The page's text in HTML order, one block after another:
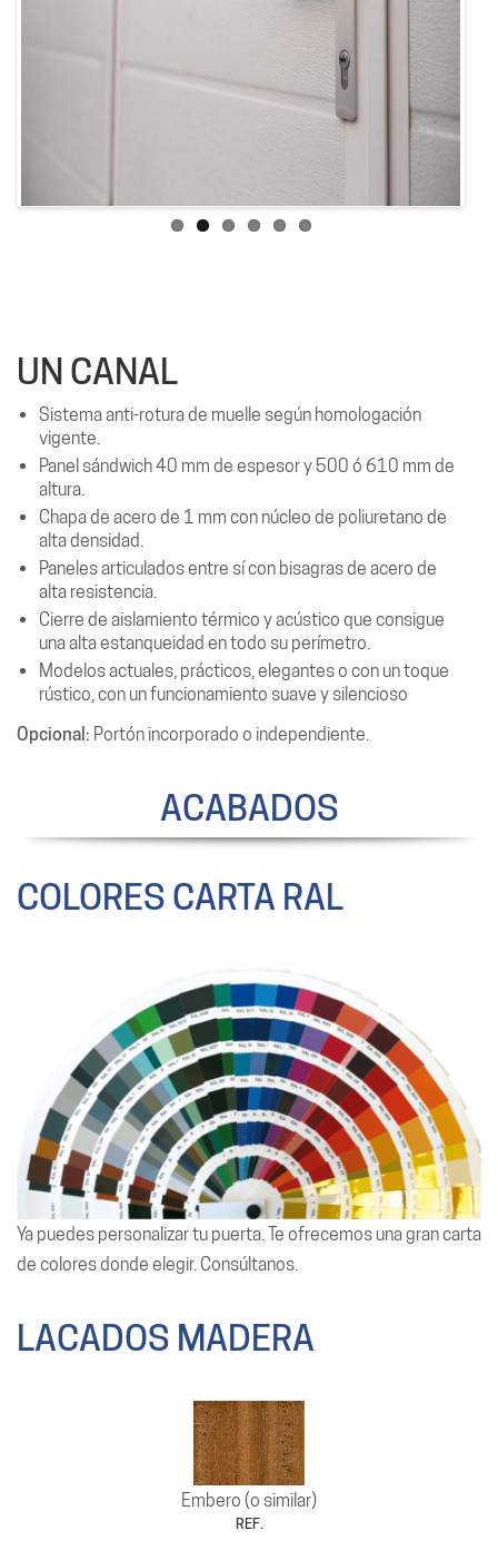
UN CANAL
Sistema anti-rotura de muelle según homologación
vigente.
Panel sándwich 40 mm de espesor y 500 ó 610 mm de
altura.
Chapa de acero de 1 mm con núcleo de poliuretano de
alta densidad.
Paneles articulados entre sí con bisagras de acero de
alta resistencia.
Cierre de aislamiento térmico y acústico que consigue
una alta estanqueidad en todo su perímetro.
Modelos actuales, prácticos, elegantes o con un toque
rústico, con un funcionamiento suave y silencioso
Opcional: Portón incorporado o independiente.
ACABADOS
COLORES CARTA RAL
Ya puedes personalizar tu puerta. Te ofrecemos una gran carta
de colores donde elegir. Consúltanos.
LACADOS MADERA
Embero (o similar)
REF.